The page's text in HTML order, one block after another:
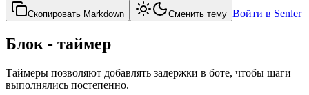
Скопировать Markdown Сменить тему Войти в Senler
Блок - таймер
Таймеры позволяют добавлять задержки в боте, чтобы шаги
выполнялись постепенно.